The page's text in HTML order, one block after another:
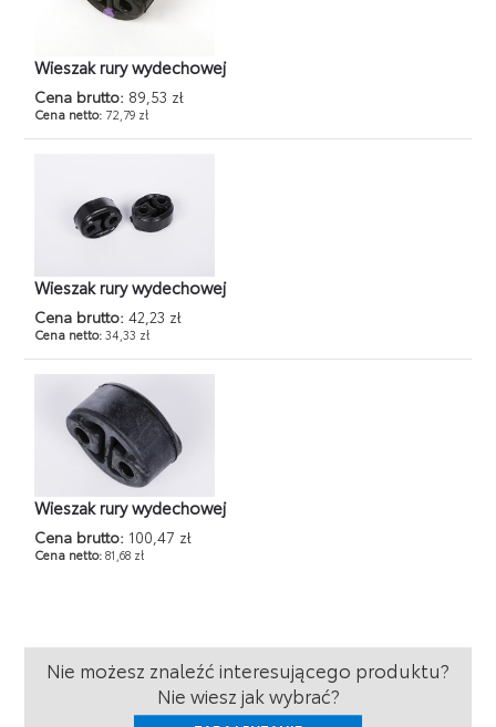
Wieszak rury wydechowej
Cena brutto: 89,53 zł
Cena netto: 72,79 zł
Wieszak rury wydechowej
Cena brutto: 42,23 zł
Cena netto:34,33 zł
Wieszak rury wydechowej
Cena brutto: 100,47 zł
Cena netto:81,68 zł
Nie możesz znaleźć interesującego produktu?
Nie wiesz jak wybrać?